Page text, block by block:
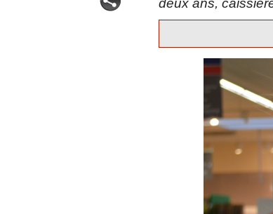
deux ans,